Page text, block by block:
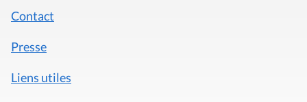
Contact
Presse
Liens utiles